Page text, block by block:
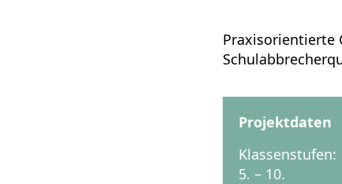
Praxisorientierte
Projektdaten
Klassenstufen:
5. – 10.